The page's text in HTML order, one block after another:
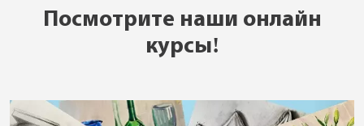
Посмотрите наши онлайн
курсы!